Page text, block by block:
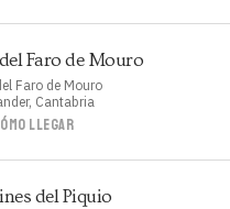
Faro de Mouro
Faro de Mouro
Cantabria
LLEGAR
del Piquio